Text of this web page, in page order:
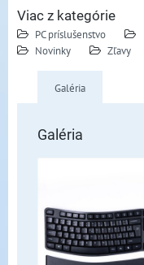
Viac z kategórie
PC príslušenstvo
Novinky
Zľavy
Galéria
Galéria